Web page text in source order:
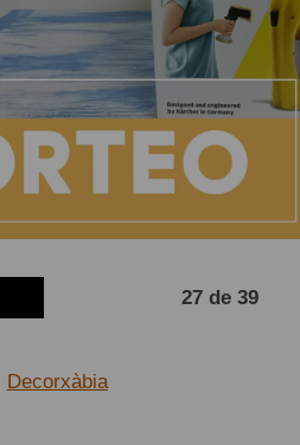
27 de 39
Decorxàbia